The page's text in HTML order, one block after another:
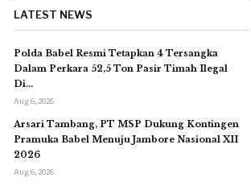
LATEST NEWS
Polda Babel Resmi Tetapkan 4 Tersangka
Dalam Perkara 52,5 Ton Pasir Timah Ilegal
Di…
Aug 6, 2026
Arsari Tambang, PT MSP Dukung Kontingen
Pramuka Babel Menuju Jambore Nasional XII
2026
Aug 6, 2026